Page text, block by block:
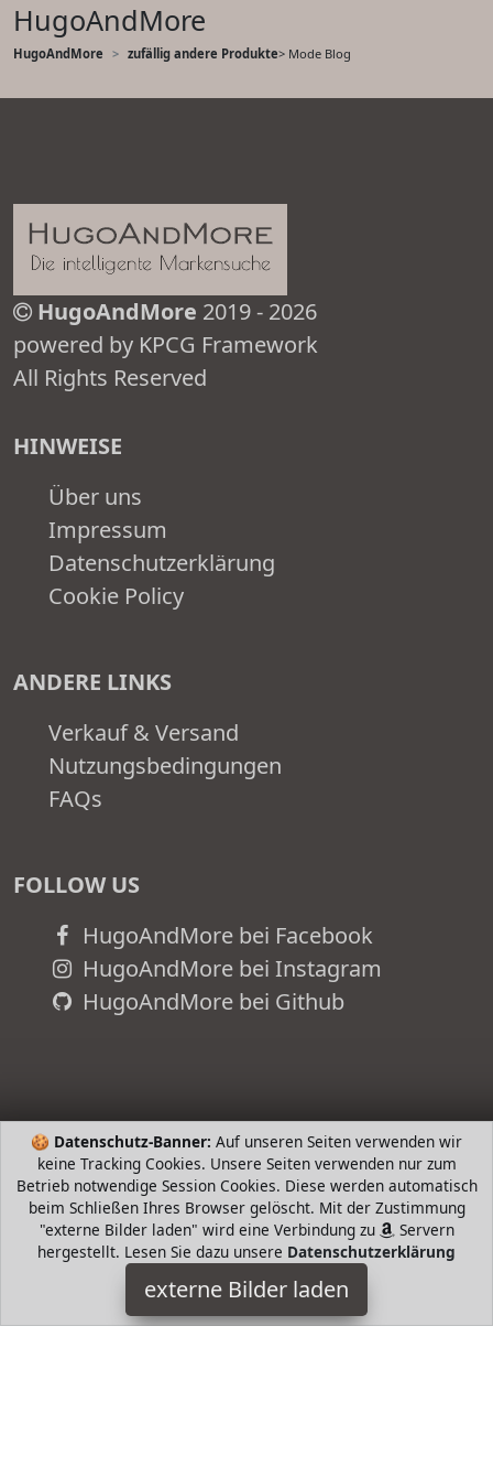
HugoAndMore
HugoAndMore zufällig andere Produkte> Mode Blog
🍪 Datenschutz-Banner: Auf unseren Seiten verwenden wir
keine Tracking Cookies. Unsere Seiten verwenden nur zum
Betrieb notwendige Session Cookies. Diese werden automatisch
beim Schließen Ihres Browser gelöscht. Mit der Zustimmung
"externe Bilder laden" wird eine Verbindung zu
Servern
hergestellt. Lesen Sie dazu unsere Datenschutzerklärung
externe Bilder laden
HugoAndMore 2019 - 2026
powered by KPCG Framework
All Rights Reserved
HINWEISE
Über uns
Impressum
Datenschutzerklärung
Cookie Policy
ANDERE LINKS
Verkauf & Versand
Nutzungsbedingungen
FAQs
FOLLOW US
HugoAndMore bei Facebook
HugoAndMore bei Instagram
HugoAndMore bei Github
Cambridge Brainbox
Spielzeug ber elektrische Schaltungen Experiment mit
Schaltungen Finden Sie heraus wie zu kontrollieren die